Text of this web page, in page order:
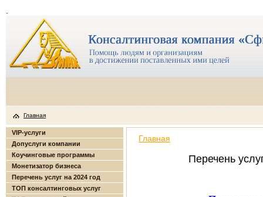
Главная
VIP-услуги
Допуслуги компании
Коучинговые программы
Монетизатор бизнеса
Перечень услуг на 2024 год
ТОП консалтинговых услуг
Главная
Перечень